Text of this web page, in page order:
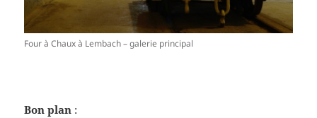
Four à Chaux à Lembach – galerie principal
Bon plan :